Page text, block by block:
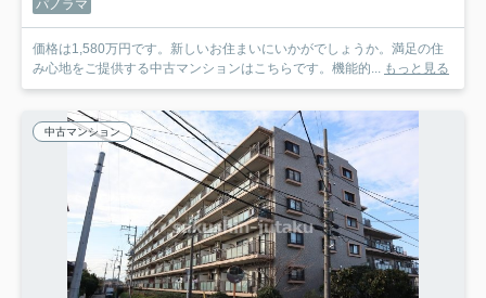
パノラマ
価格は1,580万円です。新しいお住まいにいかがでしょうか。満足の住
み心地をご提供する中古マンションはこちらです。機能的... もっと見る
中古マンション